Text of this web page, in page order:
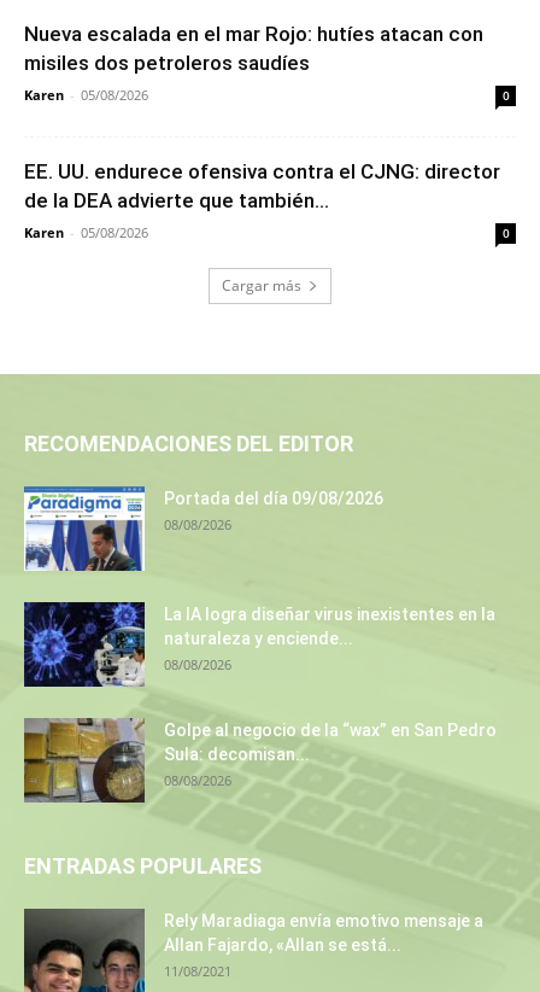
Nueva escalada en el mar Rojo: hutíes atacan con
misiles dos petroleros saudíes
Karen - 05/08/2026 0
EE. UU. endurece ofensiva contra el CJNG: director
de la DEA advierte que también...
Karen - 05/08/2026 0
Cargar más
RECOMENDACIONES DEL EDITOR
Portada del día 09/08/2026
08/08/2026
La IA logra diseñar virus inexistentes en la
naturaleza y enciende...
08/08/2026
Golpe al negocio de la “wax” en San Pedro
Sula: decomisan...
08/08/2026
ENTRADAS POPULARES
Rely Maradiaga envía emotivo mensaje a
Allan Fajardo, «Allan se está...
11/08/2021